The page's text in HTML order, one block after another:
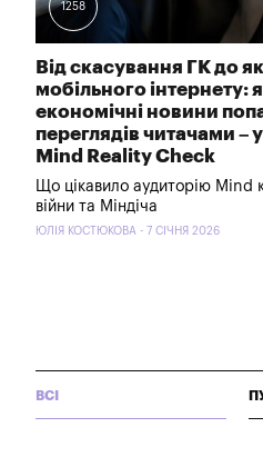
1258
Від скасування ГК до
мобільного інтернету:
економічні новини
переглядів читачами –
Mind Reality Check
Що цікавило аудиторію Mind
війни та Міндіча
ЮЛІЯ КОСТЮКОВА - 7 СІЧНЯ 2026
ВСІ